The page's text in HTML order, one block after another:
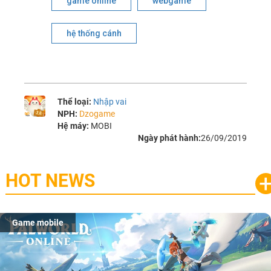
hệ thống cánh
Thể loại: Nhập vai
NPH: Dzogame
Hệ máy: MOBI
Ngày phát hành:26/09/2019
HOT NEWS
Game mobile